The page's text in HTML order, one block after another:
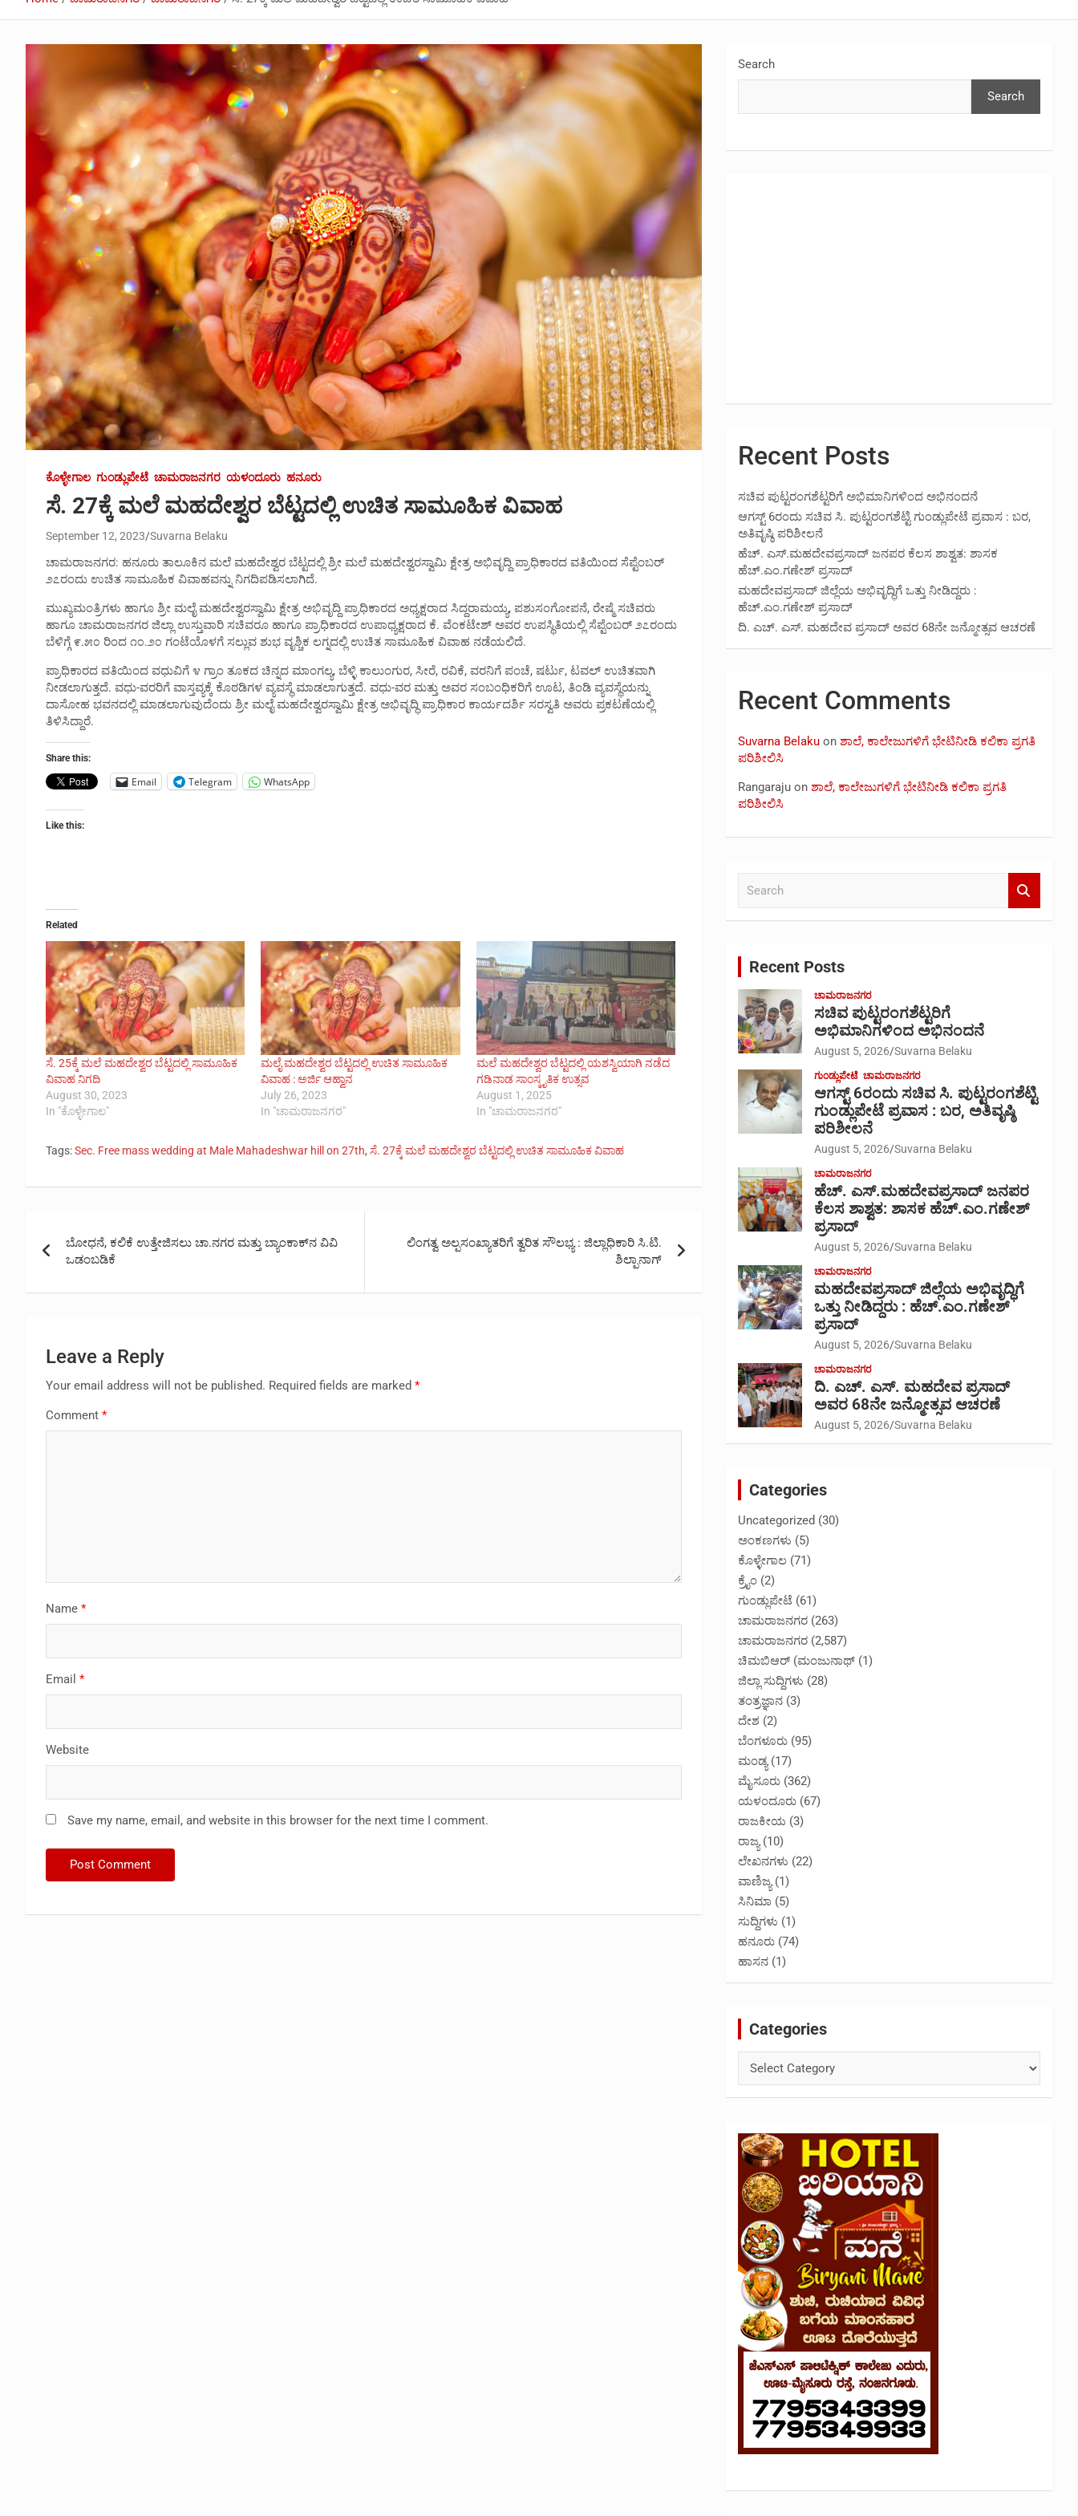
ಕೊಳ್ಳೇಗಾಲ ಗುಂಡ್ಲುಪೇಟೆ ಚಾಮರಾಜನಗರ ಯಳಂದೂರು ಹನೂರು
ಸೆ. 27ಕ್ಕೆ ಮಲೆ ಮಹದೇಶ್ವರ ಬೆಟ್ಟದಲ್ಲಿ ಉಚಿತ ಸಾಮೂಹಿಕ ವಿವಾಹ
September 12, 2023 Suvarna Belaku
ಚಾಮರಾಜನಗರ: ಹನೂರು ತಾಲೂಕಿನ ಮಲೆ ಮಹದೇಶ್ವರ ಬೆಟ್ಟದಲ್ಲಿ ಶ್ರೀ ಮಲೆ ಮಹದೇಶ್ವರಸ್ವಾಮಿ ಕ್ಷೇತ್ರ ಅಭಿವೃದ್ದಿ ಪ್ರಾಧಿಕಾರದ ವತಿಯಿಂದ ಸೆಪ್ಟೆಂಬರ್
೨೭ರಂದು ಉಚಿತ ಸಾಮೂಹಿಕ ವಿವಾಹವನ್ನು ನಿಗದಿಪಡಿಸಲಾಗಿದೆ.
ಮುಖ್ಯಮಂತ್ರಿಗಳು ಹಾಗೂ ಶ್ರೀ ಮಲೈ ಮಹದೇಶ್ವರಸ್ವಾಮಿ ಕ್ಷೇತ್ರ ಅಭಿವೃದ್ದಿ ಪ್ರಾಧಿಕಾರದ ಅಧ್ಯಕ್ಷರಾದ ಸಿದ್ದರಾಮಯ್ಯ, ಪಶುಸಂಗೋಪನೆ, ರೇಷ್ಮೆ ಸಚಿವರು
ಹಾಗೂ ಚಾಮರಾಜನಗರ ಜಿಲ್ಲಾ ಉಸ್ತುವಾರಿ ಸಚಿವರೂ ಹಾಗೂ ಪ್ರಾಧಿಕಾರದ ಉಪಾಧ್ಯಕ್ಷರಾದ ಕೆ. ವೆಂಕಟೇಶ್ ಅವರ ಉಪಸ್ಥಿತಿಯಲ್ಲಿ ಸೆಪ್ಟೆಂಬರ್ ೨೭ರಂದು
ಬೆಳಿಗ್ಗೆ ೯.೫೦ ರಿಂದ ೧೦.೨೦ ಗಂಟೆಯೊಳಗೆ ಸಲ್ಲುವ ಶುಭ ವೃಶ್ಚಿಕ ಲಗ್ನದಲ್ಲಿ ಉಚಿತ ಸಾಮೂಹಿಕ ವಿವಾಹ ನಡೆಯಲಿದೆ.
ಪ್ರಾಧಿಕಾರದ ವತಿಯಿಂದ ವಧುವಿಗೆ ೪ ಗ್ರಾಂ ತೂಕದ ಚಿನ್ನದ ಮಾಂಗಲ್ಯ, ಬೆಳ್ಳಿ ಕಾಲುಂಗುರ, ಸೀರೆ, ರವಿಕೆ, ವರನಿಗೆ ಪಂಚೆ, ಷರ್ಟು, ಟವಲ್ ಉಚಿತವಾಗಿ
ನೀಡಲಾಗುತ್ತದೆ. ವಧು-ವರರಿಗೆ ವಾಸ್ತವ್ಯಕ್ಕೆ ಕೊಠಡಿಗಳ ವ್ಯವಸ್ಥೆ ಮಾಡಲಾಗುತ್ತದೆ. ವಧು-ವರ ಮತ್ತು ಅವರ ಸಂಬಂಧಿಕರಿಗೆ ಊಟ, ತಿಂಡಿ ವ್ಯವಸ್ಥೆಯನ್ನು
ದಾಸೋಹ ಭವನದಲ್ಲಿ ಮಾಡಲಾಗುವುದೆಂದು ಶ್ರೀ ಮಲೈ ಮಹದೇಶ್ವರಸ್ವಾಮಿ ಕ್ಷೇತ್ರ ಅಭಿವೃದ್ಧಿ ಪ್ರಾಧಿಕಾರ ಕಾರ್ಯದರ್ಶಿ ಸರಸ್ವತಿ ಅವರು ಪ್ರಕಟಣೆಯಲ್ಲಿ
ತಿಳಿಸಿದ್ದಾರೆ.
Share this:
Email Telegram WhatsApp
Like this:
Related
ಸೆ. 25ಕ್ಕೆ ಮಲೆ ಮಹದೇಶ್ವರ ಬೆಟ್ಟದಲ್ಲಿ ಸಾಮೂಹಿಕ
ವಿವಾಹ ನಿಗದಿ
August 30, 2023
In "ಕೊಳ್ಳೇಗಾಲ"
ಮಲೈ ಮಹದೇಶ್ವರ ಬೆಟ್ಟದಲ್ಲಿ ಉಚಿತ ಸಾಮೂಹಿಕ
ವಿವಾಹ : ಅರ್ಜಿ ಆಹ್ವಾನ
July 26, 2023
In "ಚಾಮರಾಜನಗರ"
ಮಲೆ ಮಹದೇಶ್ವರ ಬೆಟ್ಟದಲ್ಲಿ ಯಶಸ್ವಿಯಾಗಿ ನಡೆದ
ಗಡಿನಾಡ ಸಾಂಸ್ಕೃತಿಕ ಉತ್ಸವ
August 1, 2025
In "ಚಾಮರಾಜನಗರ"
Tags:Sec. Free mass wedding at Male Mahadeshwar hill on 27th, ಸೆ. 27ಕ್ಕೆ ಮಲೆ ಮಹದೇಶ್ವರ ಬೆಟ್ಟದಲ್ಲಿ ಉಚಿತ ಸಾಮೂಹಿಕ ವಿವಾಹ
navigation
ಬೋಧನೆ, ಕಲಿಕೆ ಉತ್ತೇಜಿಸಲು ಚಾ.ನಗರ ಮತ್ತು ಬ್ಯಾಂಕಾಕ್‌ನ ವಿವಿ
ಒಡಂಬಡಿಕೆ
ಲಿಂಗತ್ವ ಅಲ್ಪಸಂಖ್ಯಾತರಿಗೆ ತ್ವರಿತ ಸೌಲಭ್ಯ : ಜಿಲ್ಲಾಧಿಕಾರಿ ಸಿ.ಟಿ.
ಶಿಲ್ಪಾನಾಗ್
Leave a Reply
Your email address will not be published. Required fields are marked *
Comment *
Name *
Email *
Website
Save my name, email, and website in this browser for the next time I comment.
Search
Search
Recent Posts
ಸಚಿವ ಪುಟ್ಟರಂಗಶೆಟ್ಟರಿಗೆ ಅಭಿಮಾನಿಗಳಿಂದ ಅಭಿನಂದನೆ
ಆಗಸ್ಟ್ 6ರಂದು ಸಚಿವ ಸಿ. ಪುಟ್ಟರಂಗಶೆಟ್ಟಿ ಗುಂಡ್ಲುಪೇಟೆ ಪ್ರವಾಸ : ಬರ,
ಅತಿವೃಷ್ಠಿ ಪರಿಶೀಲನೆ
ಹೆಚ್. ಎಸ್.ಮಹದೇವಪ್ರಸಾದ್ ಜನಪರ ಕೆಲಸ ಶಾಶ್ವತ: ಶಾಸಕ
ಹೆಚ್.ಎಂ.ಗಣೇಶ್ ಪ್ರಸಾದ್
ಮಹದೇವಪ್ರಸಾದ್ ಜಿಲ್ಲೆಯ ಅಭಿವೃದ್ಧಿಗೆ ಒತ್ತು ನೀಡಿದ್ದರು :
ಹೆಚ್.ಎಂ.ಗಣೇಶ್‌ ಪ್ರಸಾದ್
ದಿ. ಎಚ್. ಎಸ್. ಮಹದೇವ ಪ್ರಸಾದ್ ಅವರ 68ನೇ ಜನ್ಮೋತ್ಸವ ಆಚರಣೆ
Recent Comments
Suvarna Belaku on ಶಾಲೆ, ಕಾಲೇಜುಗಳಿಗೆ ಭೇಟಿನೀಡಿ ಕಲಿಕಾ ಪ್ರಗತಿ
ಪರಿಶೀಲಿಸಿ
Rangaraju on ಶಾಲೆ, ಕಾಲೇಜುಗಳಿಗೆ ಭೇಟಿನೀಡಿ ಕಲಿಕಾ ಪ್ರಗತಿ
ಪರಿಶೀಲಿಸಿ
Recent Posts
ಚಾಮರಾಜನಗರ
ಸಚಿವ ಪುಟ್ಟರಂಗಶೆಟ್ಟರಿಗೆ
ಅಭಿಮಾನಿಗಳಿಂದ ಅಭಿನಂದನೆ
August 5, 2026 Suvarna Belaku
ಗುಂಡ್ಲುಪೇಟೆ ಚಾಮರಾಜನಗರ
ಆಗಸ್ಟ್ 6ರಂದು ಸಚಿವ ಸಿ. ಪುಟ್ಟರಂಗಶೆಟ್ಟಿ
ಗುಂಡ್ಲುಪೇಟೆ ಪ್ರವಾಸ : ಬರ, ಅತಿವೃಷ್ಠಿ
ಪರಿಶೀಲನೆ
August 5, 2026 Suvarna Belaku
ಚಾಮರಾಜನಗರ
ಹೆಚ್. ಎಸ್.ಮಹದೇವಪ್ರಸಾದ್ ಜನಪರ
ಕೆಲಸ ಶಾಶ್ವತ: ಶಾಸಕ ಹೆಚ್.ಎಂ.ಗಣೇಶ್
ಪ್ರಸಾದ್
August 5, 2026 Suvarna Belaku
ಚಾಮರಾಜನಗರ
ಮಹದೇವಪ್ರಸಾದ್ ಜಿಲ್ಲೆಯ ಅಭಿವೃದ್ಧಿಗೆ
ಒತ್ತು ನೀಡಿದ್ದರು : ಹೆಚ್.ಎಂ.ಗಣೇಶ್‌
ಪ್ರಸಾದ್
August 5, 2026 Suvarna Belaku
ಚಾಮರಾಜನಗರ
ದಿ. ಎಚ್. ಎಸ್. ಮಹದೇವ ಪ್ರಸಾದ್
ಅವರ 68ನೇ ಜನ್ಮೋತ್ಸವ ಆಚರಣೆ
August 5, 2026 Suvarna Belaku
Categories
Uncategorized (30)
ಅಂಕಣಗಳು (5)
ಕೊಳ್ಳೇಗಾಲ (71)
ಕ್ರೈಂ (2)
ಗುಂಡ್ಲುಪೇಟೆ (61)
ಚಾಮರಾಜನಗರ (263)
ಚಾಮರಾಜನಗರ (2,587)
ಚಿಮಬಿಆರ್ (ಮಂಜುನಾಥ್ (1)
ಜಿಲ್ಲಾ ಸುದ್ದಿಗಳು (28)
ತಂತ್ರಜ್ಞಾನ (3)
ದೇಶ (2)
ಬೆಂಗಳೂರು (95)
ಮಂಡ್ಯ(17)
ಮೈಸೂರು (362)
ಯಳಂದೂರು (67)
ರಾಜಕೀಯ (3)
ರಾಜ್ಯ(10)
ಲೇಖನಗಳು (22)
ವಾಣಿಜ್ಯ(1)
ಸಿನಿಮಾ (5)
ಸುದ್ದಿಗಳು (1)
ಹನೂರು (74)
ಹಾಸನ (1)
Categories